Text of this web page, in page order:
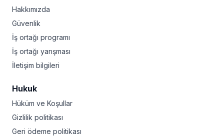
Hakkımızda
Güvenlik
İş ortağı programı
İş ortağı yarışması
İletişim bilgileri
Hukuk
Hüküm ve Koşullar
Gizlilik politikası
Geri ödeme politikası